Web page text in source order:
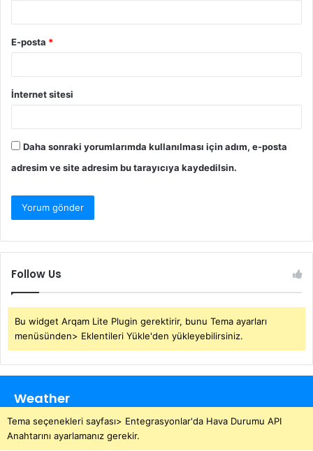
E-posta *
İnternet sitesi
Daha sonraki yorumlarımda kullanılması için adım, e-posta
adresim ve site adresim bu tarayıcıya kaydedilsin.
Follow Us
Bu widget Arqam Lite Plugin gerektirir, bunu Tema ayarları
menüsünden> Eklentileri Yükle'den yükleyebilirsiniz.
Weather
Tema seçenekleri sayfası> Entegrasyonlar'da Hava Durumu API
Anahtarını ayarlamanız gerekir.